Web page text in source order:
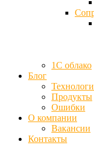
1С облако
Блог
Продукты
Ошибки
О компании
Вакансии
Контакты